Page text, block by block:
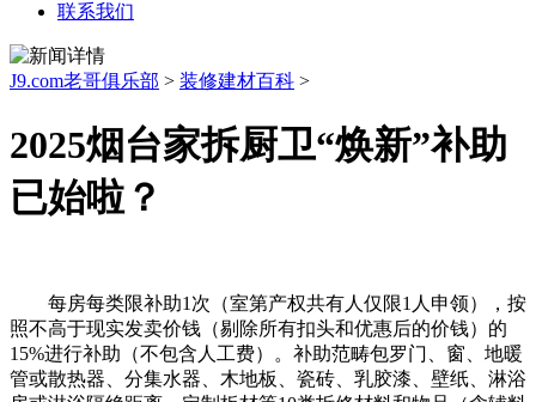
联系我们
J9.com老哥俱乐部 > 装修建材百科 >
2025烟台家拆厨卫“焕新”补助
已始啦？
每房每类限补助1次（室第产权共有人仅限1人申领），按
照不高于现实发卖价钱（剔除所有扣头和优惠后的价钱）的
15%进行补助（不包含人工费）。补助范畴包罗门、窗、地暖
管或散热器、分集水器、木地板、瓷砖、乳胶漆、壁纸、淋浴